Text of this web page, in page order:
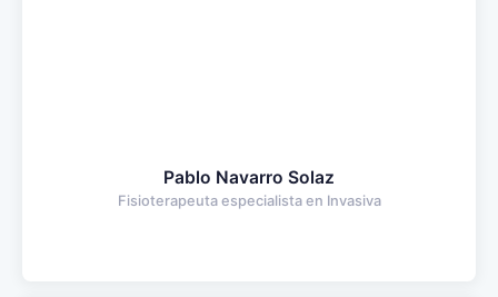
Pablo Navarro Solaz
Fisioterapeuta especialista en Invasiva